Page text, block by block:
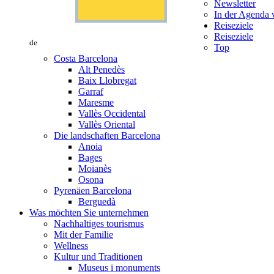
de
Newsletter
In der Agenda
Reiseziele
Reiseziele
Top
Costa Barcelona
Alt Penedès
Baix Llobregat
Garraf
Maresme
Vallès Occidental
Vallès Oriental
Die landschaften Barcelona
Anoia
Bages
Moianès
Osona
Pyrenäen Barcelona
Berguedà
Was möchten Sie unternehmen
Nachhaltiges tourismus
Mit der Familie
Wellness
Kultur und Traditionen
Museus i monuments